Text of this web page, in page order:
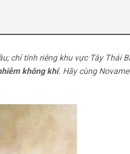
chỉ tính riêng khu vực Tây Thái
không khí. Hãy cùng